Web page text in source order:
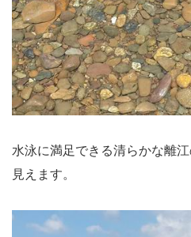
水泳に満足できる清らかな離
見えます。